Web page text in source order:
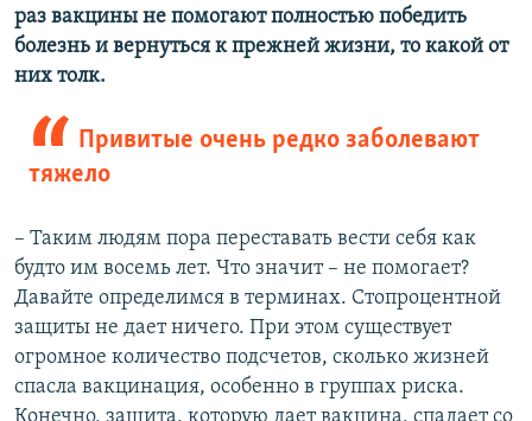
раз вакцины не помогают полностью победить
болезнь и вернуться к прежней жизни, то какой от
них толк.
Привитые очень редко заболевают
тяжело
– Таким людям пора переставать вести себя как
будто им восемь лет. Что значит – не помогает?
Давайте определимся в терминах. Стопроцентной
защиты не дает ничего. При этом существует
огромное количество подсчетов, сколько жизней
спасла вакцинация, особенно в группах риска.
Конечно, защита, которую дает вакцина, спадает со